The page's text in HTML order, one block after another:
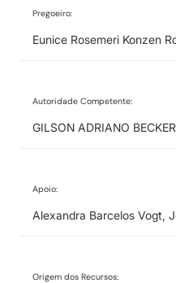
Pregoeiro:
Eunice Rosemeri Konzen
Autoridade Competente:
GILSON ADRIANO BECKER
Apoio:
Alexandra Barcelos Vogt,
Origem dos Recursos: